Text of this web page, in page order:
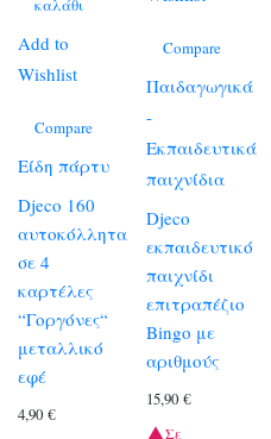
καλάθι
Add to
Wishlist
Compare
Είδη πάρτυ
Djeco 160
αυτοκόλλητα
σε 4
καρτέλες
“Γοργόνες“
μεταλλικό
εφέ
4,90 €
Compare
Παιδαγωγικά
-
Εκπαιδευτικά
παιχνίδια
Djeco
εκπαιδευτικό
παιχνίδι
επιτραπέζιο
Bingo με
αριθμούς
15,90€
Σε